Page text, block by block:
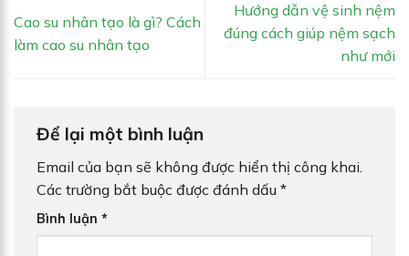
Cao su nhân tạo là gì? Cách
làm cao su nhân tạo
Hướng dẫn vệ sinh nệm
đúng cách giúp nệm sạch
như mới
Để lại một bình luận
Email của bạn sẽ không được hiển thị công khai.
Các trường bắt buộc được đánh dấu *
Bình luận *